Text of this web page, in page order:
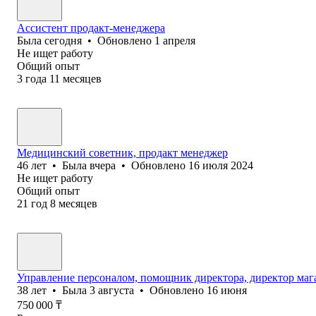
Ассистент продакт-менеджера
Была сегодня • Обновлено 1 апреля
Не ищет работу
Общий опыт
3 года 11 месяцев
Медицинский советник, продакт менеджер
46 лет • Была вчера • Обновлено 16 июля 2024
Не ищет работу
Общий опыт
21 год 8 месяцев
Управление персоналом, помощник директора, директор
38 лет • Была 3 августа • Обновлено 16 июня
750 000 ₸